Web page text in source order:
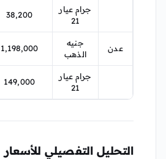
جرام عيار
21
38,200
عدن
جنيه
الذهب
1,198,000
جرام عيار
21
149,000
التحليل التفصيلي للأسعار